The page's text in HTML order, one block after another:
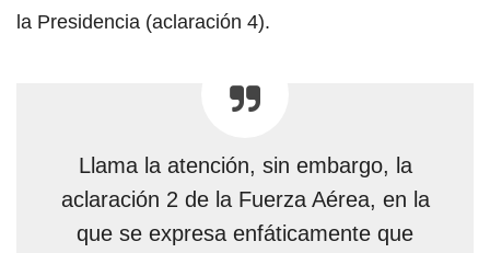
la Presidencia (aclaración 4).
Llama la atención, sin embargo, la
aclaración 2 de la Fuerza Aérea, en la
que se expresa enfáticamente que